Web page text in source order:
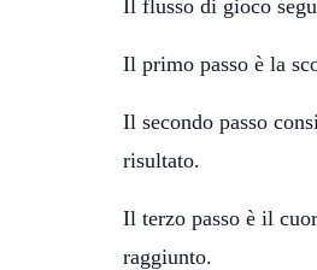
Il flusso di gioco
Il primo passo è la
Il secondo passo
risultato.
Il terzo passo è il
raggiunto.